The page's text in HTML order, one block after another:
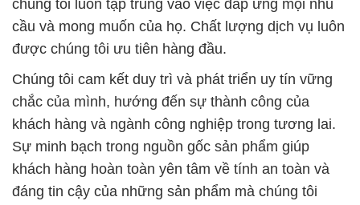
chúng tôi luôn tập trung vào việc đáp ứng mọi nhu
cầu và mong muốn của họ. Chất lượng dịch vụ luôn
được chúng tôi ưu tiên hàng đầu.
Chúng tôi cam kết duy trì và phát triển uy tín vững
chắc của mình, hướng đến sự thành công của
khách hàng và ngành công nghiệp trong tương lai.
Sự minh bạch trong nguồn gốc sản phẩm giúp
khách hàng hoàn toàn yên tâm về tính an toàn và
đáng tin cậy của những sản phẩm mà chúng tôi